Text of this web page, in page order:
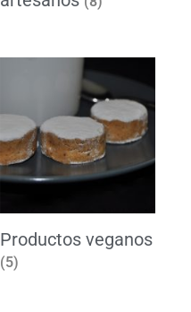
Productos veganos
(5)